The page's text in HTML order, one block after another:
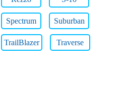
Spectrum Suburban
TrailBlazer Traverse